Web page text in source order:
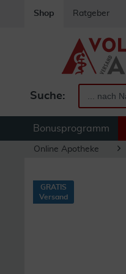
Shop Ratgeber
Suche:
Bonusprogramm
Online Apotheke
GRATIS
Versand